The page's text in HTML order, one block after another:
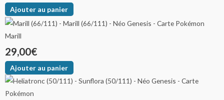
Ajouter au panier
Marill
29,00€
Ajouter au panier